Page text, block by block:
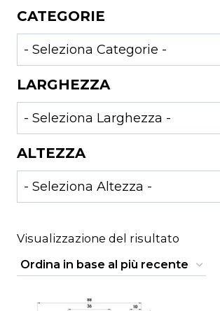
Visualizzazione del risultato
CATEGORIE
LARGHEZZA
ALTEZZA